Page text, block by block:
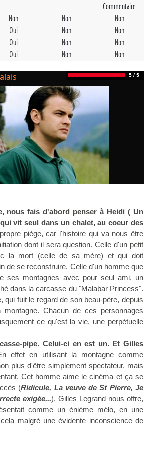
Commentaire
Non Non
Non
Oui Non
Non
Oui Non
Non
Oui Non Non
nous fais d'abord penser à Heidi ( Un
vit seul dans un chalet, au coeur des
piège, car l'histoire qui va nous être
dont il sera question. Celle d'un petit
la mort (celle de sa mère) et qui doit
de se reconstruire. Celle d'un homme que
ses montagnes avec pour seul ami, un
dans la carcasse du "Malabar Princess".
fuit le regard de son beau-père, depuis
Chacun de ces personnages
ce qu'est la vie, une perpétuelle
pipe. Celui-ci en est un. Et Gilles
effet en utilisant la montagne comme
plus d'être simplement spectateur, mais
Cet homme aime le cinéma et ça se
(Ridicule, La veuve de St Pierre, Je
exigée...), Gilles Legrand nous offre,
comme un énième mélo, en une
malgré une évidente inconscience de